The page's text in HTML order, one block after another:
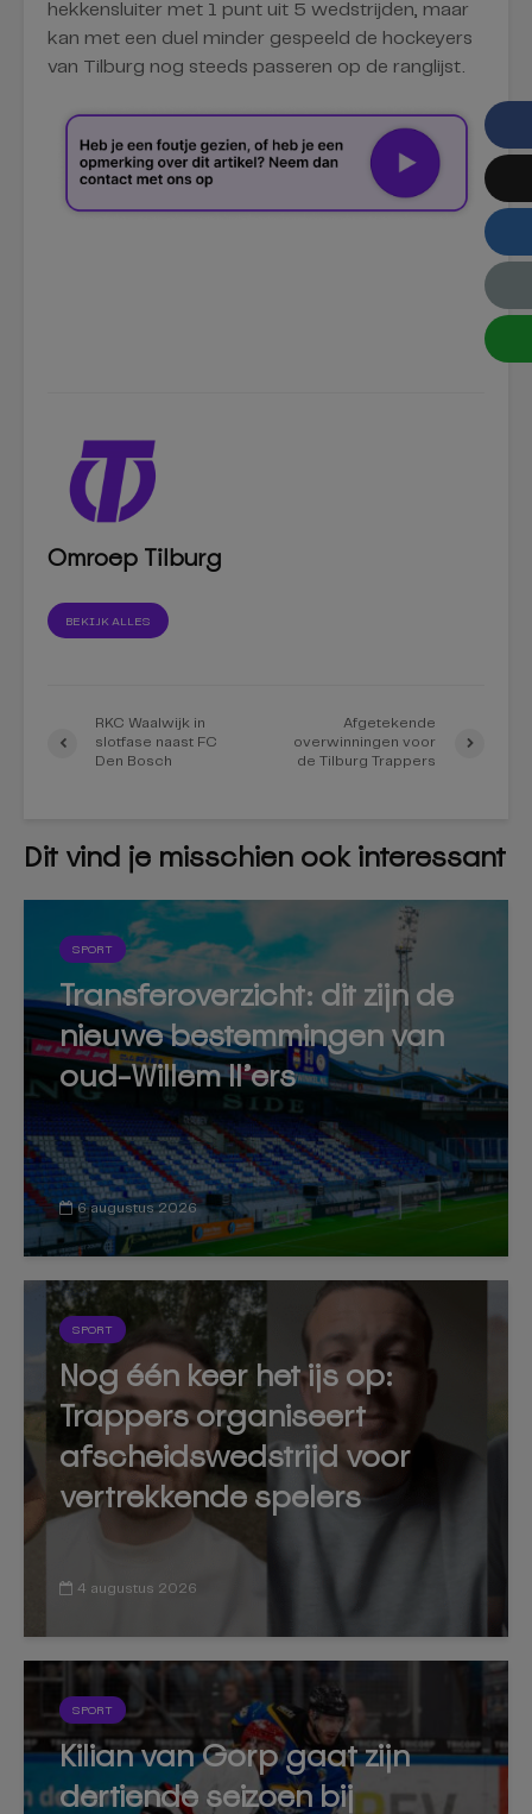
hekkensluiter met 1 punt uit 5 wedstrijden, maar
kan met een duel minder gespeeld de hockeyers
van Tilburg nog steeds passeren op de ranglijst.
Omroep Tilburg
BEKIJK ALLES
RKC Waalwijk in
slotfase naast FC
Den Bosch
Afgetekende
overwinningen voor
de Tilburg Trappers
Dit vind je misschien ook interessant
SPORT
Transferoverzicht: dit zijn de
nieuwe bestemmingen van
oud-Willem II’ers
6 augustus 2026
SPORT
Nog één keer het ijs op:
Trappers organiseert
afscheidswedstrijd voor
vertrekkende spelers
4 augustus 2026
SPORT
Kilian van Gorp gaat zijn
dertiende seizoen bij